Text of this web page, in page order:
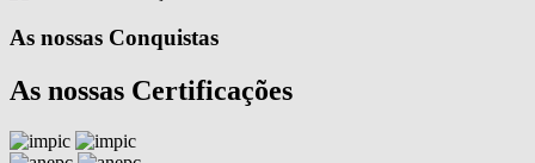
As nossas Conquistas
As nossas Certificações